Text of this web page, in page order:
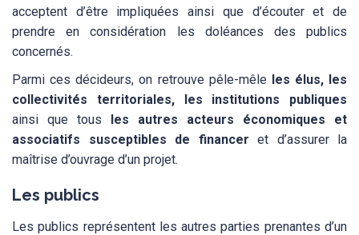
acceptent d’être impliquées ainsi que d’écouter et de
prendre en considération les doléances des publics
concernés.
Parmi ces décideurs, on retrouve pêle-mêle les élus, les
collectivités territoriales, les institutions publiques
ainsi que tous les autres acteurs économiques et
associatifs susceptibles de financer et d’assurer la
maîtrise d’ouvrage d’un projet.
Les publics
Les publics représentent les autres parties prenantes d’un